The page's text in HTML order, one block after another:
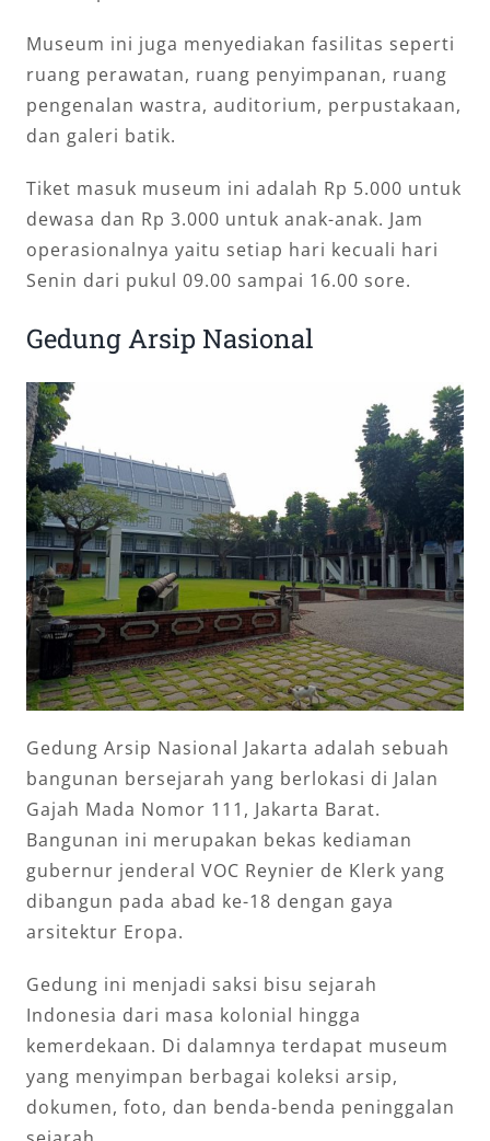
Museum ini juga menyediakan fasilitas seperti
ruang perawatan, ruang penyimpanan, ruang
pengenalan wastra, auditorium, perpustakaan,
dan galeri batik.
Tiket masuk museum ini adalah Rp 5.000 untuk
dewasa dan Rp 3.000 untuk anak-anak. Jam
operasionalnya yaitu setiap hari kecuali hari
Senin dari pukul 09.00 sampai 16.00 sore.
Gedung Arsip Nasional
Gedung Arsip Nasional Jakarta adalah sebuah
bangunan bersejarah yang berlokasi di Jalan
Gajah Mada Nomor 111, Jakarta Barat.
Bangunan ini merupakan bekas kediaman
gubernur jenderal VOC Reynier de Klerk yang
dibangun pada abad ke-18 dengan gaya
arsitektur Eropa.
Gedung ini menjadi saksi bisu sejarah
Indonesia dari masa kolonial hingga
kemerdekaan. Di dalamnya terdapat museum
yang menyimpan berbagai koleksi arsip,
dokumen, foto, dan benda-benda peninggalan